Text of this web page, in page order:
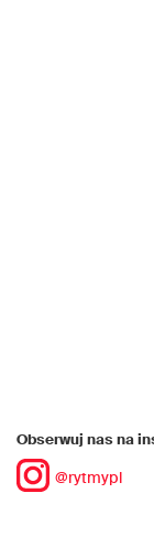
Obserwuj nas na
@rytmypl